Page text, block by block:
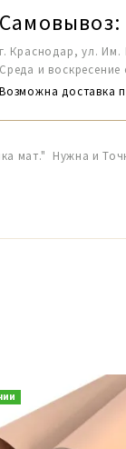
Самовывоз:
г. Краснодар, ул. Им.
Среда и воскресение
Возможна доставка
мат." Нужна и